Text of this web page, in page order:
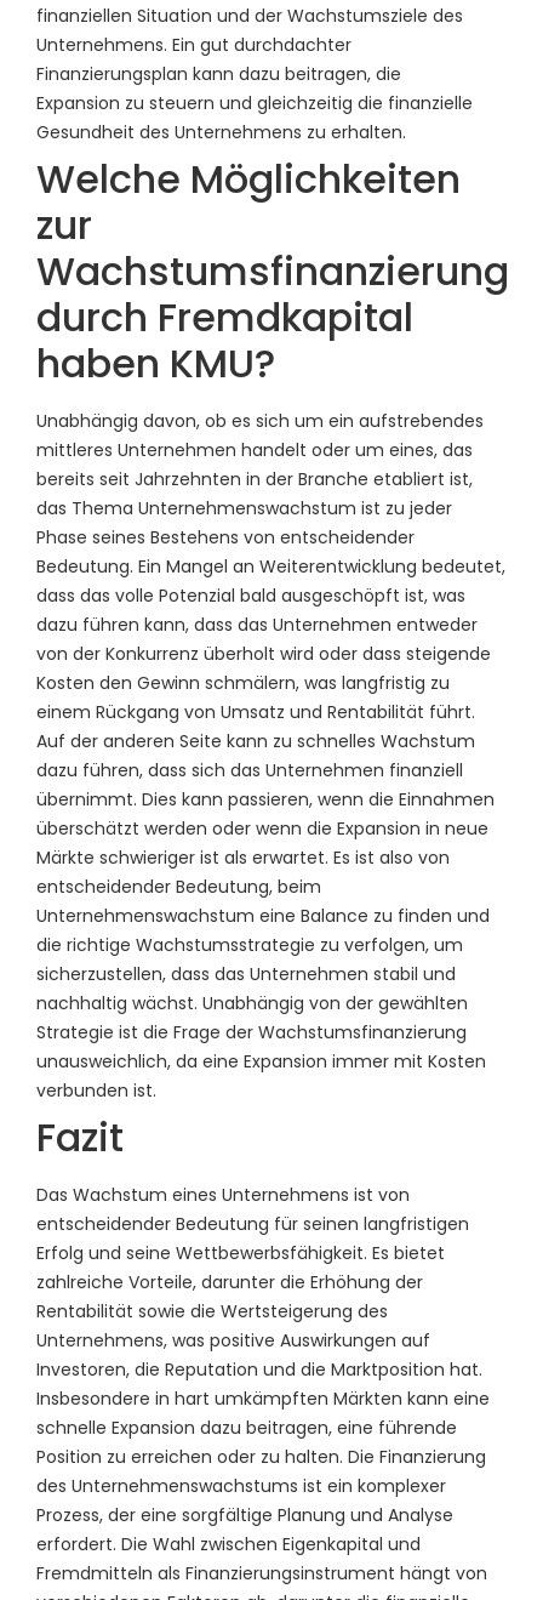
finanziellen Situation und der Wachstumsziele des
Unternehmens. Ein gut durchdachter
Finanzierungsplan kann dazu beitragen, die
Expansion zu steuern und gleichzeitig die finanzielle
Gesundheit des Unternehmens zu erhalten.
Welche Möglichkeiten
zur
Wachstumsfinanzierung
durch Fremdkapital
haben KMU?
Unabhängig davon, ob es sich um ein aufstrebendes
mittleres Unternehmen handelt oder um eines, das
bereits seit Jahrzehnten in der Branche etabliert ist,
das Thema Unternehmenswachstum ist zu jeder
Phase seines Bestehens von entscheidender
Bedeutung. Ein Mangel an Weiterentwicklung bedeutet,
dass das volle Potenzial bald ausgeschöpft ist, was
dazu führen kann, dass das Unternehmen entweder
von der Konkurrenz überholt wird oder dass steigende
Kosten den Gewinn schmälern, was langfristig zu
einem Rückgang von Umsatz und Rentabilität führt.
Auf der anderen Seite kann zu schnelles Wachstum
dazu führen, dass sich das Unternehmen finanziell
übernimmt. Dies kann passieren, wenn die Einnahmen
überschätzt werden oder wenn die Expansion in neue
Märkte schwieriger ist als erwartet. Es ist also von
entscheidender Bedeutung, beim
Unternehmenswachstum eine Balance zu finden und
die richtige Wachstumsstrategie zu verfolgen, um
sicherzustellen, dass das Unternehmen stabil und
nachhaltig wächst. Unabhängig von der gewählten
Strategie ist die Frage der Wachstumsfinanzierung
unausweichlich, da eine Expansion immer mit Kosten
verbunden ist.
Fazit
Das Wachstum eines Unternehmens ist von
entscheidender Bedeutung für seinen langfristigen
Erfolg und seine Wettbewerbsfähigkeit. Es bietet
zahlreiche Vorteile, darunter die Erhöhung der
Rentabilität sowie die Wertsteigerung des
Unternehmens, was positive Auswirkungen auf
Investoren, die Reputation und die Marktposition hat.
Insbesondere in hart umkämpften Märkten kann eine
schnelle Expansion dazu beitragen, eine führende
Position zu erreichen oder zu halten. Die Finanzierung
des Unternehmenswachstums ist ein komplexer
Prozess, der eine sorgfältige Planung und Analyse
erfordert. Die Wahl zwischen Eigenkapital und
Fremdmitteln als Finanzierungsinstrument hängt von